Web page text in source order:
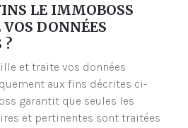
LE IMMOBOSS
DONNÉES
?
et traite vos données
aux fins décrites ci-
garantit que seules les
et pertinentes sont traitées